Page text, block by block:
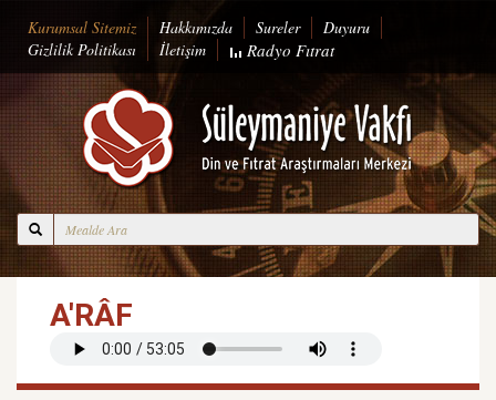
Kurumsal Sitemiz Hakkımızda Sureler
Duyuru
Gizlilik Politikası
İletişim Radyo Fıtrat
A'RÂF